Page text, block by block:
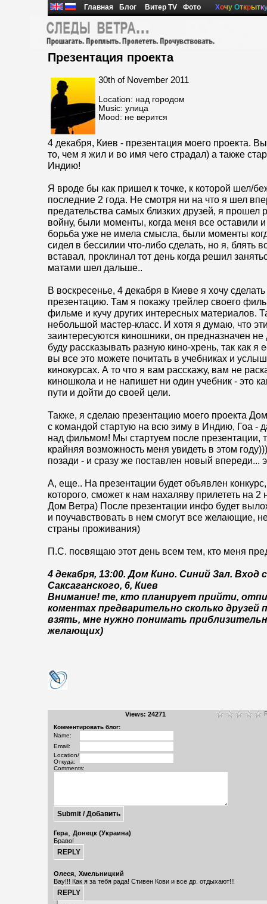
Главная Блог Витер TV Фото Хочу Открытк
Презентация проекта
30th of November 2011
Location: над городом
Music: улица
Mood: не верится
4 декабря, Киев - презентация моего проекта.
то, чем я жил и во имя чего страдал) а также
Индию!
Я вроде бы как пришел к точке, к которой шел/
последние 2 года. Не смотря ни на что я шел
предательства самых близких друзей, я прошел
войну, были моменты, когда меня все оставили
борьба уже не имела смысла, были моменты
сидел в бессилии что-либо сделать, но я, блять
вставал, проклинал тот день когда решил
матами шел дальше..
В воскресенье, 4 декабря в Киеве я хочу сделать
презентацию. Там я покажу трейлер своего
фильме и кучу других интересных материалов.
небольшой мастер-класс. И хотя я думаю, что
заинтересуются киношники, он предназначен
буду рассказывать разную кино-хрень, так как я
вы все это можете почитать в учебниках и
кинокурсах. А то что я вам расскажу, вам не
киношкола и не напишет ни один учебник - это
пути и дойти до своей цели.
Также, я сделаю презентацию моего проекта
с командой стартую на всю зиму в Индию, Гоа -
над фильмом! Мы стартуем после презентации,
крайняя возможность меня увидеть в этом
позади - и сразу же поставлен новый впереди...
А, еще.. На презентации будет объявлен
которого, сможет к нам нахаляву прилететь на 2
Дом Ветра) После презентации инфо будет
и поучавствовать в нем смогут все желающие,
страны проживания)
П.С. посвящаю этот день всем тем, кто меня
4 декабря, 13:00. Дом Кино. Синий Зал. Вход
Саксаганского, 6, Киев
Внимание! те, кто планирует прийти,
коментах предварительно сколько друзей
взять, мне нужно понимать
желающих)
Views: 24271
Комментировать блог:
Name:
Email:
Location/
Откуда:
Comments:
Гера, Донецк (Украина)
Браво!
Олеся, Хмельницкий
Вау!!! Как я за тебя рада! Стивен Кови и все др. отдыхают!!!